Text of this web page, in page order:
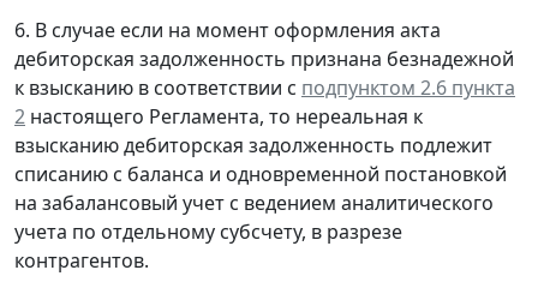
6. В случае если на момент оформления акта
дебиторская задолженность признана безнадежной
к взысканию в соответствии с подпунктом 2.6 пункта
2 настоящего Регламента, то нереальная к
взысканию дебиторская задолженность подлежит
списанию с баланса и одновременной постановкой
на забалансовый учет с ведением аналитического
учета по отдельному субсчету, в разрезе
контрагентов.